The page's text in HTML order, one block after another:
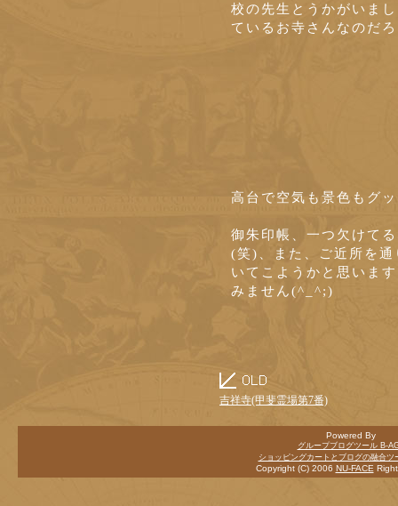
校の先生とうかがいま
ているお寺さんなのだ
高台で空気も景色もグ
御朱印帳、一つ欠けて
(笑)、また、ご近所を
いてこようかと思いま
みません(^_^;)
吉祥寺(甲斐霊場第7番)
Powered By
グループブログツール B-
ショッピングカートとブログの融合ツ
Copyright (C) 2006 NU-FACE